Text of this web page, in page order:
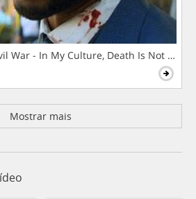
War - In My Culture, Death Is Not The
Mostrar mais